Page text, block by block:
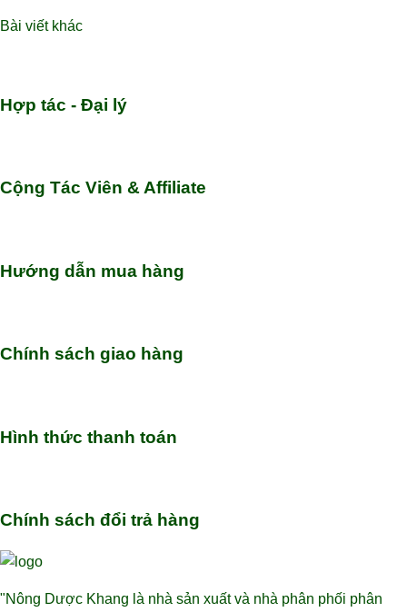
Bài viết khác
Hợp tác - Đại lý
Cộng Tác Viên & Affiliate
Hướng dẫn mua hàng
Chính sách giao hàng
Hình thức thanh toán
Chính sách đổi trả hàng
"Nông Dược Khang là nhà sản xuất và nhà phân phối phân